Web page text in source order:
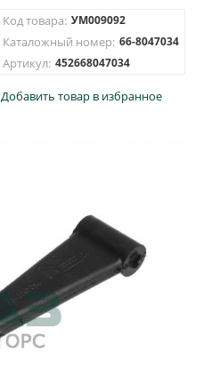
Код товара: УМ009092
Каталожный номер: 66-8047034
Артикул: 452668047034
Добавить товар в избранное